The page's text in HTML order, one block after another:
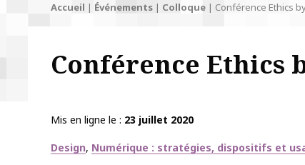
Accueil | Événements| Colloque| Conférence Ethics
Conférence Ethics
Mis en ligne le
23 juillet 2020
Thématiques
Design Numérique : stratégies, dispositifs et